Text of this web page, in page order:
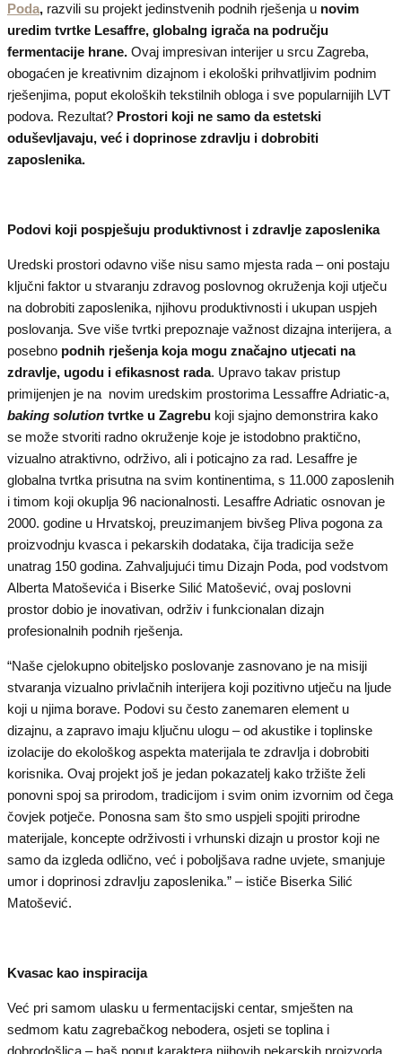
Poda, razvili su projekt jedinstvenih podnih rješenja u novim
uredim tvrtke Lesaffre, globalng igrača na području
fermentacije hrane. Ovaj impresivan interijer u srcu Zagreba,
obogaćen je kreativnim dizajnom i ekološki prihvatljivim podnim
rješenjima, poput ekoloških tekstilnih obloga i sve popularnijih LVT
podova. Rezultat? Prostori koji ne samo da estetski
oduševljavaju, već i doprinose zdravlju i dobrobiti
zaposlenika.
Podovi koji pospješuju produktivnost i zdravlje zaposlenika
Uredski prostori odavno više nisu samo mjesta rada – oni postaju
ključni faktor u stvaranju zdravog poslovnog okruženja koji utječu
na dobrobiti zaposlenika, njihovu produktivnosti i ukupan uspjeh
poslovanja. Sve više tvrtki prepoznaje važnost dizajna interijera, a
posebno podnih rješenja koja mogu značajno utjecati na
zdravlje, ugodu i efikasnost rada. Upravo takav pristup
primijenjen je na novim uredskim prostorima Lessaffre Adriatic-a,
baking solution tvrtke u Zagrebu koji sjajno demonstrira kako
se može stvoriti radno okruženje koje je istodobno praktično,
vizualno atraktivno, održivo, ali i poticajno za rad. Lesaffre je
globalna tvrtka prisutna na svim kontinentima, s 11.000 zaposlenih
i timom koji okuplja 96 nacionalnosti. Lesaffre Adriatic osnovan je
2000. godine u Hrvatskoj, preuzimanjem bivšeg Pliva pogona za
proizvodnju kvasca i pekarskih dodataka, čija tradicija seže
unatrag 150 godina. Zahvaljujući timu Dizajn Poda, pod vodstvom
Alberta Matoševića i Biserke Silić Matošević, ovaj poslovni
prostor dobio je inovativan, održiv i funkcionalan dizajn
profesionalnih podnih rješenja.
“Naše cjelokupno obiteljsko poslovanje zasnovano je na misiji
stvaranja vizualno privlačnih interijera koji pozitivno utječu na ljude
koji u njima borave. Podovi su često zanemaren element u
dizajnu, a zapravo imaju ključnu ulogu – od akustike i toplinske
izolacije do ekološkog aspekta materijala te zdravlja i dobrobiti
korisnika. Ovaj projekt još je jedan pokazatelj kako tržište želi
ponovni spoj sa prirodom, tradicijom i svim onim izvornim od čega
čovjek potječe. Ponosna sam što smo uspjeli spojiti prirodne
materijale, koncepte održivosti i vrhunski dizajn u prostor koji ne
samo da izgleda odlično, već i poboljšava radne uvjete, smanjuje
umor i doprinosi zdravlju zaposlenika.” – ističe Biserka Silić
Matošević.
Kvasac kao inspiracija
Već pri samom ulasku u fermentacijski centar, smješten na
sedmom katu zagrebačkog nebodera, osjeti se toplina i
dobrodošlica – baš poput karaktera njihovih pekarskih proizvoda.